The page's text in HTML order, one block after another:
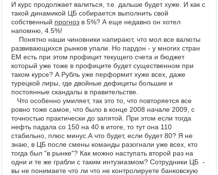
И курс продолжает валиться, т.е. дальше будет хуже. И как с
такой динамикой ЦБ собирается выполнить свой
собственный прогноз в 5%? А еще недавно он хотел
напомню, 4.5%!
Понятно наши чиновники напирают, что мол все валюты
развивающихся рынков упали. Но пардон - у многих стран
EM есть при этом профицит текущего счета и бюджет
который уже тоже в профиците будет существенном при
таком курсе? А Рубль уже перформит хуже всех, даже
турецкой лиры, где двойные дефициты большие и
постоянные скандалы в правительстве.
Что особенно умиляет, так это то, что повторяется все
ровно тоже самое, что было в конце 2008 начале 2009, с
точностью практически до запятой. При этом если тогда
нефть падала со 150 на 40 в итоге, то тут она 110
стабильно, плюс минус.А что будет, если будет 80? Я не
знаю, в ЦБ после смены команды разогнали уже всех, кто
тогда был "в рынке"? Как можно наступать второй раз на
одни и те же грабли с таким интузиазмом? Сотрудники ЦБ -
вы не понимаете что ли что не контролируете банковскую